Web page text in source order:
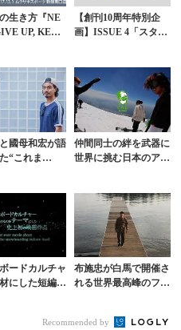
生き方『NE
UP, KEEP
【創刊10周年特別企
画】ISSUE 4「スタイ
章〉スタイルを変...
國母和宏が語
“これま
仲間同士の絆を武器に
世界に挑む日本のアマ
ードカルチャ
にした短編映
布施忠が白馬で開催さ
れる世界最高峰のフリ
Recommended by